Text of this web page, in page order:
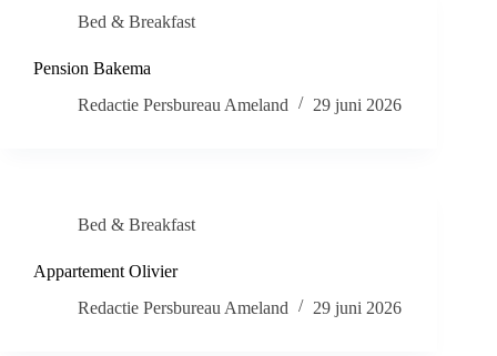
Bed & Breakfast
Pension Bakema
Redactie Persbureau Ameland
29 juni 2026
Bed & Breakfast
Appartement Olivier
Redactie Persbureau Ameland
29 juni 2026